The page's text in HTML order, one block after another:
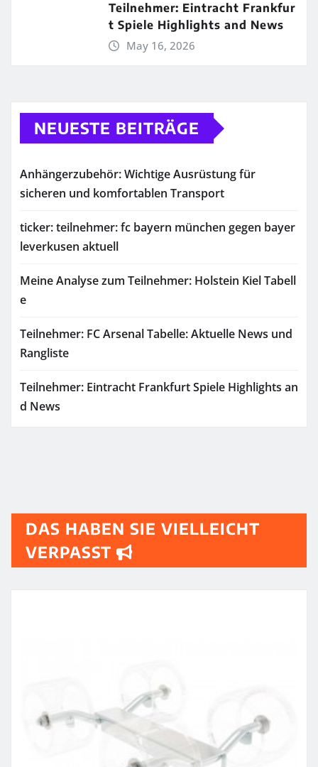
Teilnehmer: Eintracht Frankfur
t Spiele Highlights and News
May 16, 2026
NEUESTE BEITRÄGE
Anhängerzubehör: Wichtige Ausrüstung für
sicheren und komfortablen Transport
ticker: teilnehmer: fc bayern münchen gegen bayer
leverkusen aktuell
Meine Analyse zum Teilnehmer: Holstein Kiel Tabell
e
Teilnehmer: FC Arsenal Tabelle: Aktuelle News und
Rangliste
Teilnehmer: Eintracht Frankfurt Spiele Highlights an
d News
DAS HABEN SIE VIELLEICHT
VERPASST